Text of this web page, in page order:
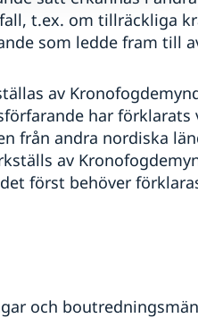
t.ex. om tillräckliga
som ledde fram till
av
har förklarats
från andra nordiska
av
först behöver
och